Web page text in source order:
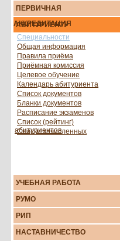
ПЕРВИЧНАЯ
АККРЕДИТАЦИЯ
АБИТУРИЕНТУ
Специальности
Общая информация
Правила приёма
Приёмная комиссия
Целевое обучение
Календарь абитуриента
Список документов
Бланки документов
Расписание экзаменов
Список (рейтинг)
абитуриентов
Списки зачисленных
УЧЕБНАЯ РАБОТА
РУМО
РИП
НАСТАВНИЧЕСТВО